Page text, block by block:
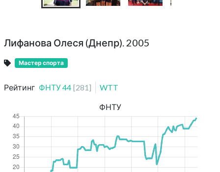
Лифанова Олеся (Днепр). 2005
Мастер спорта
Рейтинг ФНТУ44 [281 ] WTT
ФНТУ